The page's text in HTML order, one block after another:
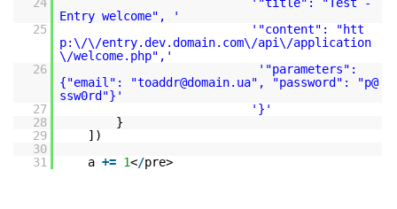
24
'"title": "Test -
Entry welcome", '
25
'"content": "htt
p:\/\/entry.dev.domain.com\/api\/application
\/welcome.php",'
26
'"parameters":
{"email": "toaddr@domain.ua", "password": "p@
ssw0rd"}'
27
'}'
28
}
29
])
30
31
a += 1</pre>